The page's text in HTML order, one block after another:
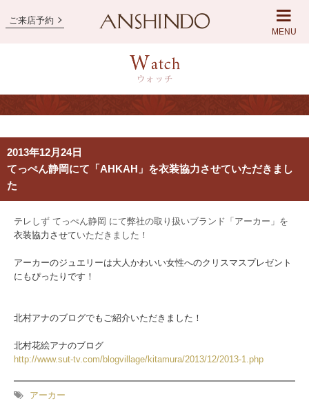
ご来店予約
MENU
2013年12月24日
てっぺん静岡にて「AHKAH」を衣装協力させていただきまし
た
テレしず てっぺん静岡 にて弊社の取り扱いブランド「アーカー」を
衣装協力させていただきました！
アーカーのジュエリーは大人かわいい女性へのクリスマスプレゼント
にもぴったりです！
北村アナのブログでもご紹介いただきました！
北村花絵アナのブログ
http://www.sut-tv.com/blogvillage/kitamura/2013/12/2013-1.php
アーカー